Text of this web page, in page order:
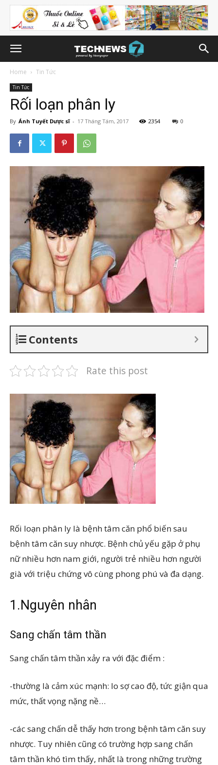
Home Tin Tức
Tin Tức
Rối loạn phân ly
By Ánh Tuyết Dược sĩ - 17 Tháng Tám, 2017 2354 0
Contents
Rate this post
Rối loạn phân ly là bệnh tâm căn phổ biến sau
bệnh tâm căn suy nhược. Bệnh chủ yếu gặp ở phụ
nữ nhiều hơn nam giới, người trẻ nhiều hơn người
già với triệu chứng vô cùng phong phú và đa dạng.
1.Nguyên nhân
Sang chấn tâm thần
Sang chấn tâm thần xảy ra với đặc điểm :
-thường là cảm xúc mạnh: lo sợ cao độ, tức giận qua
mức, thất vọng nặng nề…
-các sang chấn dễ thấy hơn trong bệnh tâm căn suy
nhược. Tuy nhiên cũng có trường hợp sang chấn
tâm thần khó tìm thấy, nhất là trong những trường